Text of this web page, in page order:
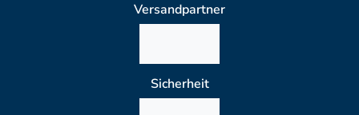
Versandpartner
Sicherheit